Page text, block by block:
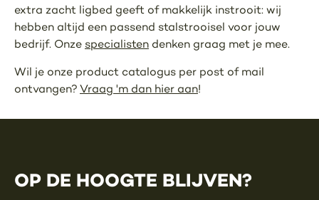
extra zacht ligbed geeft of makkelijk instrooit: wij
hebben altijd een passend stalstrooisel voor jouw
bedrijf. Onze specialisten denken graag met je mee.
Wil je onze product catalogus per post of mail
ontvangen? Vraag 'm dan hier aan!
OP DE HOOGTE BLIJVEN?